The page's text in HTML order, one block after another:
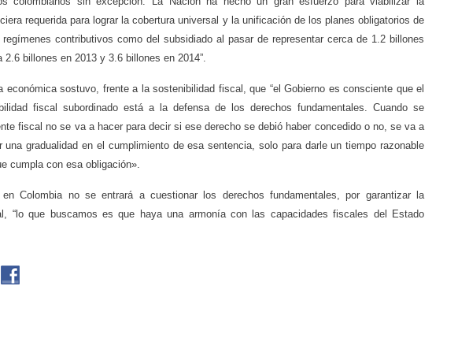
requerida para lograr la cobertura universal y la unificación de los planes obligatorios de
contributivos como del subsidiado al pasar de representar cerca de 1.2 billones
2.6 billones en 2013 y 3.6 billones en 2014”.
económica sostuvo, frente a la sostenibilidad fiscal, que “el Gobierno es consciente que el
fiscal subordinado está a la defensa de los derechos fundamentales. Cuando se
fiscal no se va a hacer para decir si ese derecho se debió haber concedido o no, se va a
una gradualidad en el cumplimiento de esa sentencia, solo para darle un tiempo razonable
cumpla con esa obligación».
Colombia no se entrará a cuestionar los derechos fundamentales, por garantizar la
“lo que buscamos es que haya una armonía con las capacidades fiscales del Estado